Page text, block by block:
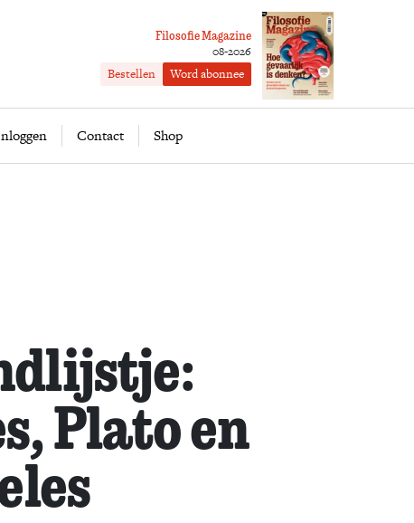
Filosofie Magazine
08-2026
Bestellen Word abonnee
Contact Shop
Word abonnee
Plato en